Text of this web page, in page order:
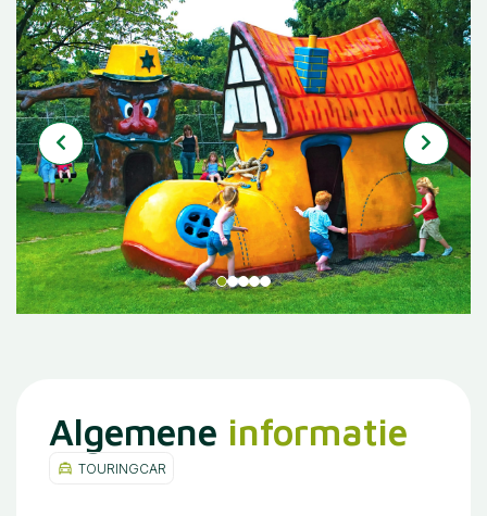
Algemene informatie
TOURINGCAR